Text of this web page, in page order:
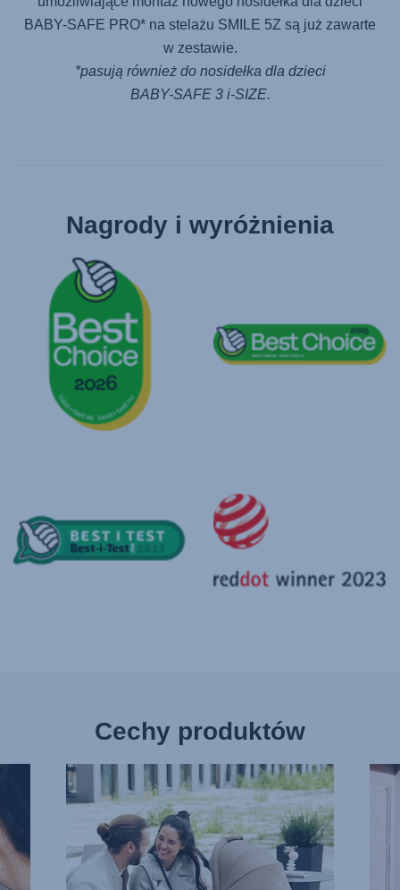
BABY-SAFE PRO* na stelażu SMILE 5Z są już zawarte
w zestawie.
*pasują również do nosidełka dla dzieci
BABY-SAFE 3 i-SIZE.
Nagrody i wyróżnienia
Cechy produktów
SMUKŁA
KONSTRUKCJA,
13